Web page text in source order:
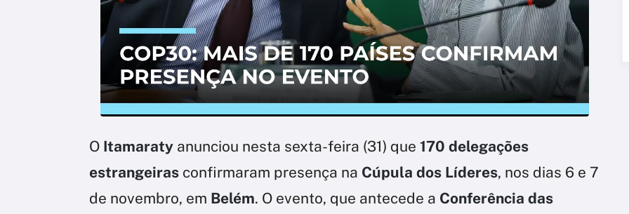
O Itamaraty anunciou nesta sexta-feira (31) que 170 delegações
estrangeiras confirmaram presença na Cúpula dos Líderes, nos dias 6 e 7
de novembro, em Belém. O evento, que antecede a Conferência das